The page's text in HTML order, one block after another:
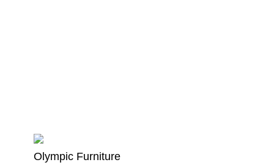
Olympic Furniture